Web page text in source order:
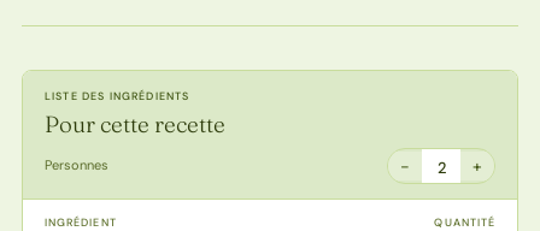
LISTE DES INGRÉDIENTS
Pour cette recette
Personnes − 2 +
INGRÉDIENT QUANTITÉ